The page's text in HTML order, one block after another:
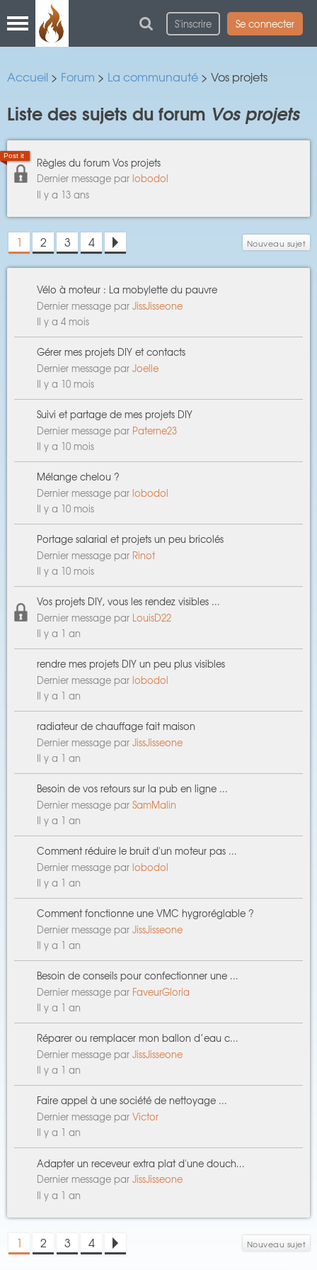
S'inscrire Se connecter
Accueil > Forum > La communauté > Vos projets
Liste des sujets du forum Vos projets
Post it
Règles du forum Vos projets
Dernier message par lobodol
Il y a 13 ans
1 2 3 4 Nouveau sujet
Vélo à moteur : La mobylette du pauvre
Dernier message par JissJisseone
Il y a 4 mois
Gérer mes projets DIY et contacts
Dernier message par Joelle
Il y a 10 mois
Suivi et partage de mes projets DIY
Dernier message par Paterne23
Il y a 10 mois
Mélange chelou ?
Dernier message par lobodol
Il y a 10 mois
Portage salarial et projets un peu bricolés
Dernier message par Rinot
Il y a 10 mois
Vos projets DIY, vous les rendez visibles ...
Dernier message par LouisD22
Il y a 1 an
rendre mes projets DIY un peu plus visibles
Dernier message par lobodol
Il y a 1 an
radiateur de chauffage fait maison
Dernier message par JissJisseone
Il y a 1 an
Besoin de vos retours sur la pub en ligne ...
Dernier message par SamMalin
Il y a 1 an
Comment réduire le bruit d'un moteur pas ...
Dernier message par lobodol
Il y a 1 an
Comment fonctionne une VMC hygroréglable ?
Dernier message par JissJisseone
Il y a 1 an
Besoin de conseils pour confectionner une ...
Dernier message par FaveurGloria
Il y a 1 an
Réparer ou remplacer mon ballon d’eau c...
Dernier message par JissJisseone
Il y a 1 an
Faire appel à une société de nettoyage ...
Dernier message par Victor
Il y a 1 an
Adapter un receveur extra plat d'une douch...
Dernier message par JissJisseone
Il y a 1 an
1 2 3 4 Nouveau sujet